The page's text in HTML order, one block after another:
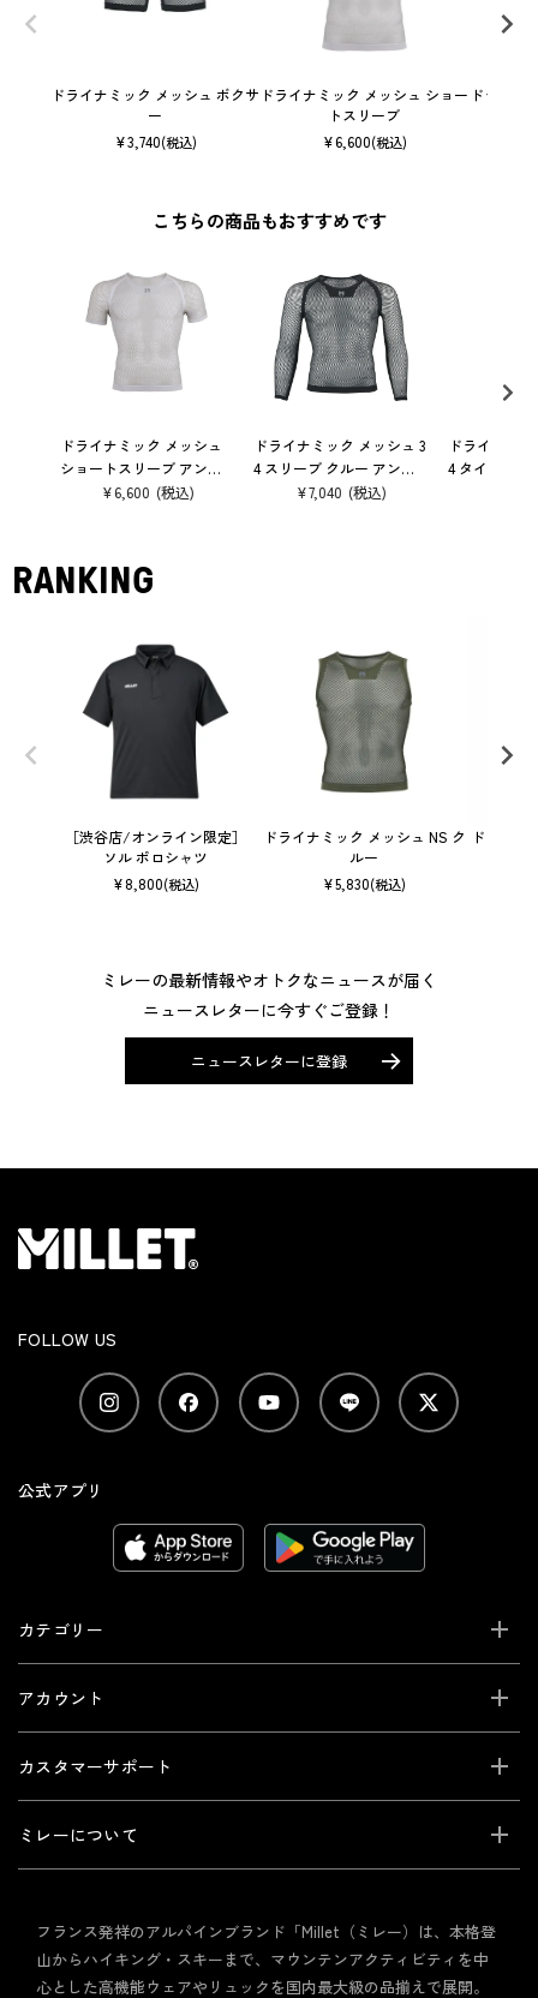
ドライナミック メッシュ ボクサ
ー
¥3,740(税込)
ドライナミック メッシュ ショー
トスリーブ
¥6,600(税込)
ドライナ
こちらの商品もおすすめです
ドライナミック メッシュ
ショートスリーブ アンダ
ーウェア
¥6,600
ドライナミック メッシュ 3
4 スリーブ クルー アンダ
ーウェア
¥7,040
ドライナミ
4 タイツ ア
RANKING
［渋谷店/オンライン限定］
ソル ポロシャツ
¥8,800(税込)
ドライナミック メッシュ NS ク
ルー
¥5,830(税込)
ドライナ
ミレーの最新情報やオトクなニュースが届く
ニュースレターに今すぐご登録！
ニュースレターに登録
FOLLOW US
公式アプリ
カテゴリー
アカウント
カスタマーサポート
ミレーについて
フランス発祥のアルパインブランド「Millet（ミレー）は、本格登
山からハイキング・スキーまで、マウンテンアクティビティを中
心とした高機能ウェアやリュックを国内最大級の品揃えで展開。